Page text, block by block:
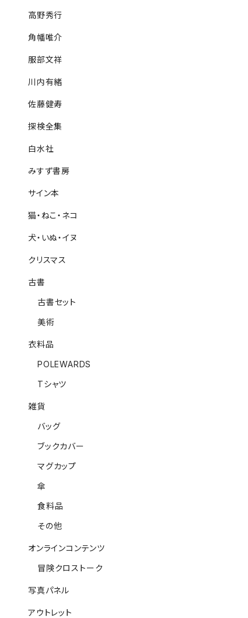
高野秀行
角幡唯介
服部文祥
川内有緒
佐藤健寿
探検全集
白水社
みすず書房
サイン本
猫・ねこ・ネコ
犬・いぬ・イヌ
クリスマス
古書
古書セット
美術
衣料品
POLEWARDS
Tシャツ
雑貨
バッグ
ブックカバー
マグカップ
傘
食料品
その他
オンラインコンテンツ
冒険クロストーク
写真パネル
アウトレット